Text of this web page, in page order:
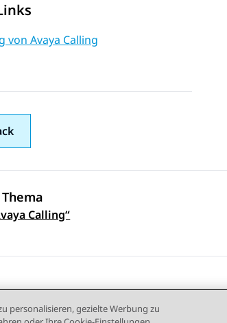
von Avaya Calling
Calling“
personalisieren, gezielte Werbung zu